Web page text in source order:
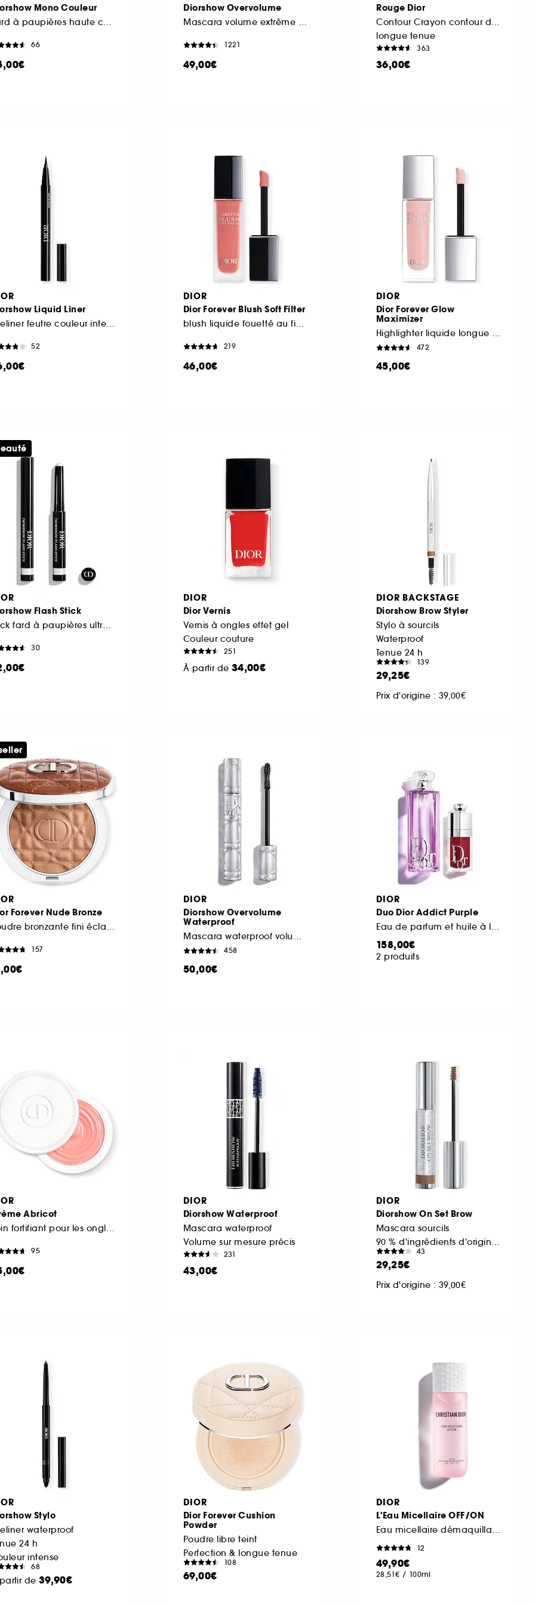
Mono Couleur
Fard à paupières haute couleur et longue tenue
66
Diorshow Overvolume
Mascara volume extrême 24 h et définition cil-à-cil
1221
49,00€
Rouge Dior
Contour Crayon contour des lèvres sans transfert
longue tenue
363
36,00€
Liquid Liner
Eyeliner feutre couleur intense et waterproof
52
DIOR
Dior Forever Blush Soft Filter
blush liquide fouetté au fini mat lumineux
219
46,00€
DIOR
Dior Forever Glow
Maximizer
Highlighter liquide longue tenue
472
45,00€
Flash Stick
Stick fard à paupières ultra-fondant waterproof
30
DIOR
Dior Vernis
Vernis à ongles effet gel
Couleur couture
251
À partir de 34,00€
DIOR BACKSTAGE
Diorshow Brow Styler
Stylo à sourcils
Waterproof
Tenue 24 h
139
29,25€
Prix d'origine : 39,00€
Forever Nude Bronze
Poudre bronzante fini éclat naturel ou mat
157
DIOR
Diorshow Overvolume
Waterproof
Mascara waterproof volume extrême 48 h
458
50,00€
DIOR
Duo Dior Addict Purple
Eau de parfum et huile à lèvres hydratante
158,00€
2 produits
Abricot
Soin fortifiant pour les ongles
95
DIOR
Diorshow Waterproof
Mascara waterproof
Volume sur mesure précis
231
43,00€
DIOR
Diorshow On Set Brow
Mascara sourcils
90 % d'ingrédients d'origine naturelle
43
29,25€
Prix d'origine : 39,00€
Stylo
waterproof
24 h
intense
68
de 39,90€
DIOR
Dior Forever Cushion
Powder
Poudre libre teint
Perfection & longue tenue
108
69,00€
DIOR
L'Eau Micellaire OFF/ON
Eau micellaire démaquillante visage, yeux et lèvres
12
49,90€
28,51€ / 100ml